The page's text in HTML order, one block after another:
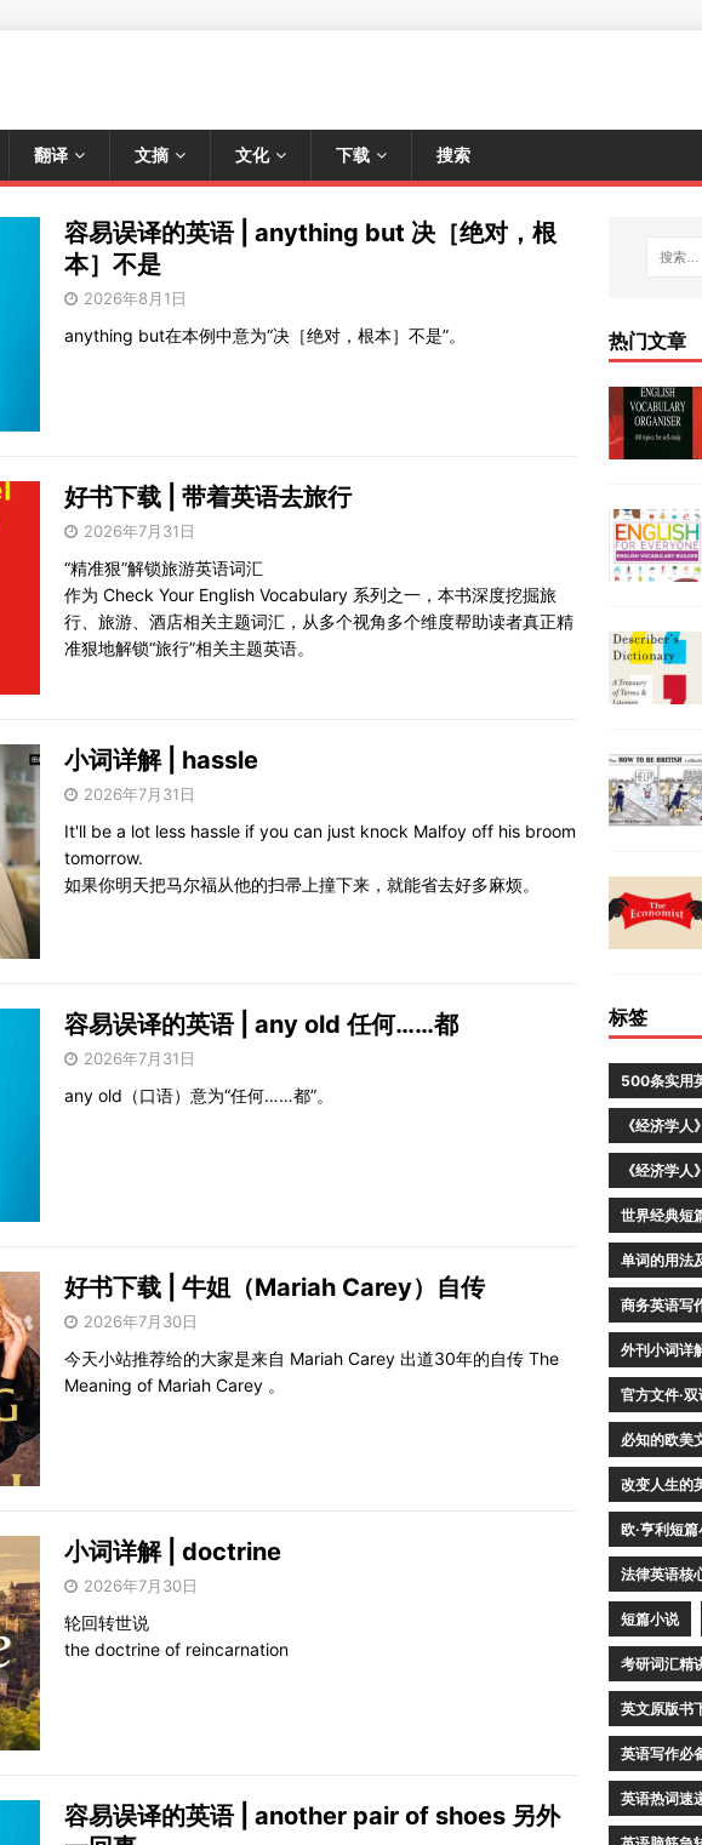
翻译 文摘 文化 下载 搜索
容易误译的英语 | anything but 决［绝对，根
本］不是
2026年8月1日
anything but在本例中意为“决［绝对，根本］不是”。
好书下载 | 带着英语去旅行
2026年7月31日
“精准狠”解锁旅游英语词汇
作为 Check Your English Vocabulary 系列之一，本书深度挖掘旅
行、旅游、酒店相关主题词汇，从多个视角多个维度帮助读者真正精
准狠地解锁“旅行”相关主题英语。
小词详解 | hassle
2026年7月31日
It'll be a lot less hassle if you can just knock Malfoy off his broom
tomorrow.
如果你明天把马尔福从他的扫帚上撞下来，就能省去好多麻烦。
容易误译的英语 | any old 任何……都
2026年7月31日
any old（口语）意为“任何……都”。
好书下载 | 牛姐（Mariah Carey）自传
2026年7月30日
今天小站推荐给的大家是来自 Mariah Carey 出道30年的自传 The
Meaning of Mariah Carey 。
小词详解 | doctrine
2026年7月30日
轮回转世说
the doctrine of reincarnation
容易误译的英语 | another pair of shoes 另外
热门文章
标签
500条实用
《经济学人
《经济学人
世界经典短
单词的用法
商务英语写
外刊小词详
官方文件·
必知的欧美
改变人生的
欧·亨利短
法律英语核
短篇小说
考研词汇精
英文原版书
英语写作必
英语热词速